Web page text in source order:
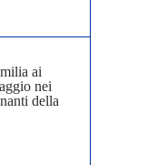
ai
nei
della